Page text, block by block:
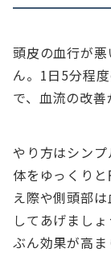
頭皮の血行が
ん。1日5分程
で、血流の改善
やり方はシン
体をゆっくり
え際や側頭部
してあげまし
ぶん効果が高ま